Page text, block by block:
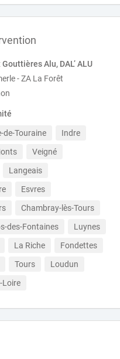
Alu, DAL’ ALU
- ZA La Forêt
de-Touraine
Indre
Veigné
Langeais
Esvres
Chambray-lès-Tours
des-Fontaines
Luynes
La Riche
Fondettes
Tours
Loudun
Loire